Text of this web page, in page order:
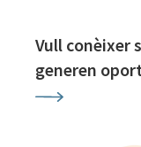
Vull conèixer
generen